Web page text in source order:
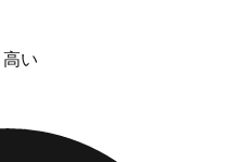
高い